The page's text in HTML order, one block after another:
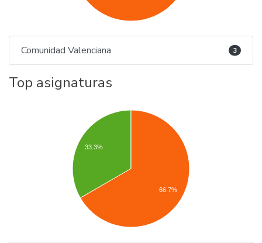
Comunidad Valenciana 3
Top asignaturas
33.3%
66.7%